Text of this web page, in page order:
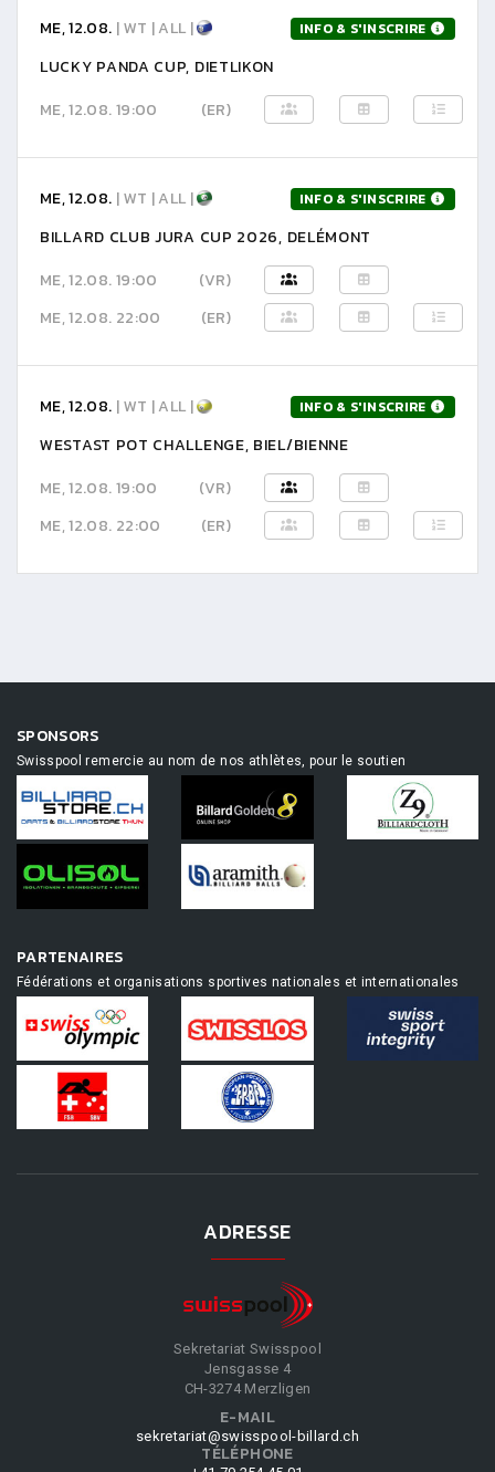
ME, 12.08. | WT | ALL | INFO & S'INSCRIRE
LUCKY PANDA CUP, DIETLIKON
ME, 12.08. 19:00
(ER)
ME, 12.08. | WT | ALL | INFO & S'INSCRIRE
BILLARD CLUB JURA CUP 2026, DELÉMONT
ME, 12.08. 19:00
(VR)
ME, 12.08. 22:00
(ER)
ME, 12.08. | WT | ALL | INFO & S'INSCRIRE
WESTAST POT CHALLENGE, BIEL/BIENNE
ME, 12.08. 19:00
(VR)
ME, 12.08. 22:00
(ER)
SPONSORS
Swisspool remercie au nom de nos athlètes, pour le soutien
PARTENAIRES
Fédérations et organisations sportives nationales et internationales
ADRESSE
Sekretariat Swisspool
Jensgasse 4
CH-3274 Merzligen
E-MAIL
sekretariat@swisspool-billard.ch
TÉLÉPHONE